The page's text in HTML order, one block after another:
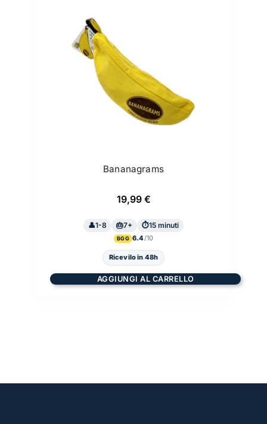
Bananagrams
19,99 €
1-8 7+ 15 minuti
BGG 6.4
Ricevilo in 48h
AGGIUNGI AL CARRELLO